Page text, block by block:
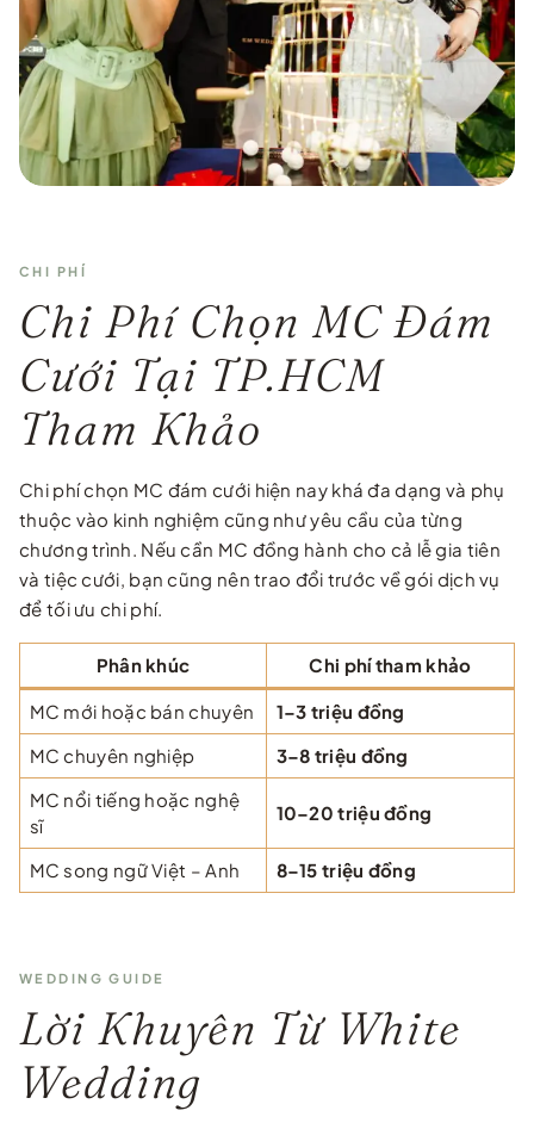
CHI PHÍ
Chi Phí Chọn MC Đám
Cưới Tại TP.HCM
Tham Khảo
Chi phí chọn MC đám cưới hiện nay khá đa dạng và phụ
thuộc vào kinh nghiệm cũng như yêu cầu của từng
chương trình. Nếu cần MC đồng hành cho cả lễ gia tiên
và tiệc cưới, bạn cũng nên trao đổi trước về gói dịch vụ
để tối ưu chi phí.
Phân khúc Chi phí tham khảo
MC mới hoặc bán chuyên
1–3 triệu đồng
MC chuyên nghiệp
3–8 triệu đồng
MC nổi tiếng hoặc nghệ
sĩ
10–20 triệu đồng
MC song ngữ Việt – Anh 8–15 triệu đồng
WEDDING GUIDE
Lời Khuyên Từ White
Wedding